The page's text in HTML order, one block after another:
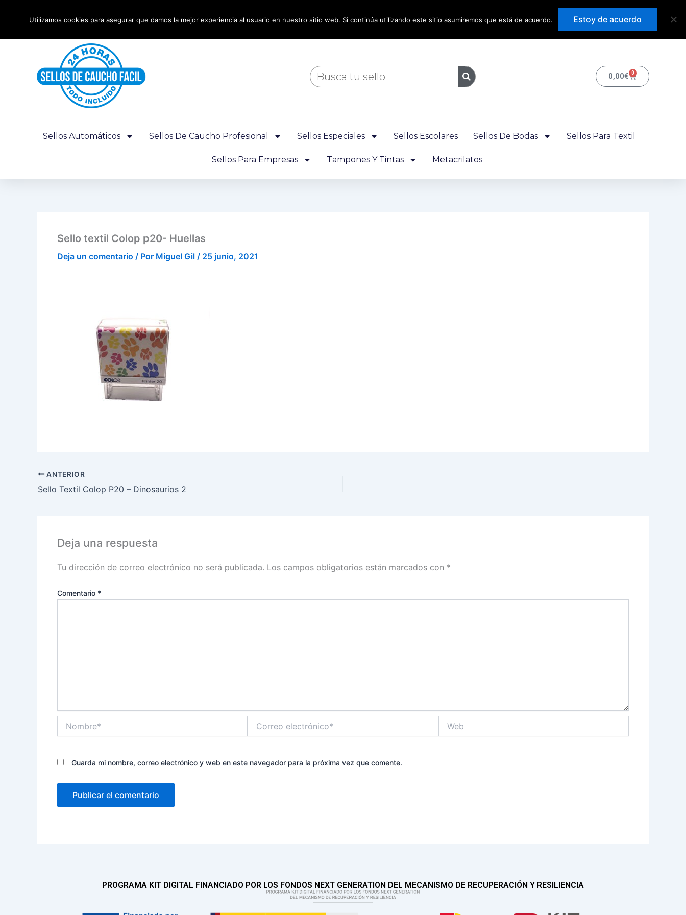
incluido
Buscar
0,00€ 0
Carrito
Sellos Automáticos Sellos De Caucho Profesional Sellos Especiales Sellos Escolares Sellos De Bodas Sellos Para Textil
Sellos Para Empresas Tampones Y Tintas Metacrilatos
Sello textil Colop p20- Huellas
Deja un comentario / Por Miguel Gil / 25 junio, 2021
ANTERIOR
Sello Textil Colop P20 – Dinosaurios 2
Deja una respuesta
Tu dirección de correo electrónico no será publicada. Los campos obligatorios están marcados con *
Comentario *
electrónico*
Guarda mi nombre, correo electrónico y web en este navegador para la próxima vez que comente.
PROGRAMA KIT DIGITAL FINANCIADO POR LOS FONDOS NEXT GENERATION DEL MECANISMO DE RECUPERACIÓN Y RESILIENCIA
Utilizamos cookies para asegurar que damos la mejor experiencia al usuario en nuestro sitio web. Si continúa utilizando este sitio asumiremos que está de acuerdo. Estoy de acuerdo